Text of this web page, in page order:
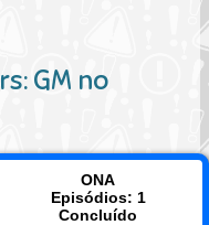
GM no
ONA
Episódios: 1
Concluído